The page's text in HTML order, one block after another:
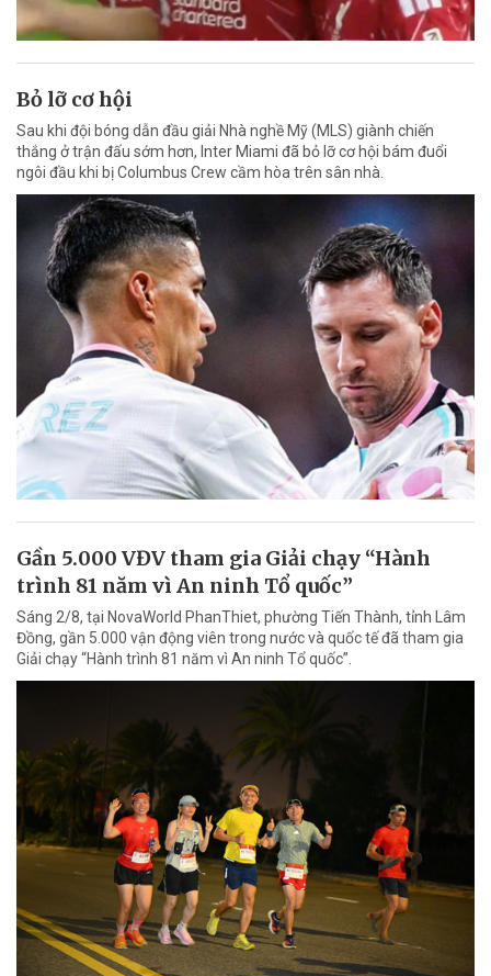
Bỏ lỡ cơ hội
Sau khi đội bóng dẫn đầu giải Nhà nghề Mỹ (MLS) giành chiến
thắng ở trận đấu sớm hơn, Inter Miami đã bỏ lỡ cơ hội bám đuổi
ngôi đầu khi bị Columbus Crew cầm hòa trên sân nhà.
Gần 5.000 VĐV tham gia Giải chạy “Hành
trình 81 năm vì An ninh Tổ quốc”
Sáng 2/8, tại NovaWorld PhanThiet, phường Tiến Thành, tỉnh Lâm
Đồng, gần 5.000 vận động viên trong nước và quốc tế đã tham gia
Giải chạy “Hành trình 81 năm vì An ninh Tổ quốc”.